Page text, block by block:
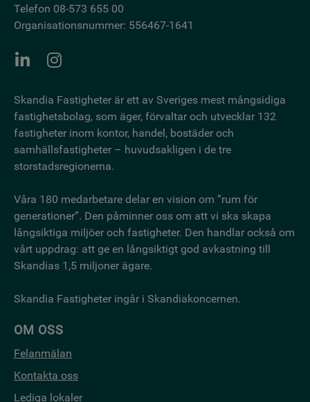
Telefon 08-573 655 00
Organisationsnummer: 556467-1641
Skandia Fastigheter är ett av Sveriges mest mångsidiga
fastighetsbo­lag, som äger, förvaltar och utvecklar 132
fastigheter inom kontor, handel, bostäder och
samhällsfastigheter – huvudsakligen i de tre
storstadsregionerna.
Våra 180 medarbetare delar en vision om ”rum för
generationer”. Den påminner oss om att vi ska skapa
långsiktiga miljöer och fastigheter. Den handlar också om
vårt uppdrag: att ge en långsiktigt god avkastning till
Skandias 1,5 miljoner ägare.
Skandia Fastigheter ingår i Skandiakoncernen.
OM OSS
Felanmälan
Kontakta oss
Lediga lokaler